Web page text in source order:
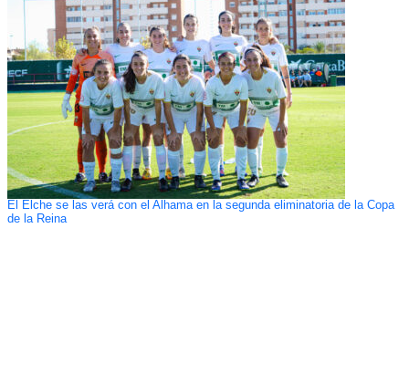
El Elche se las verá con el Alhama en la segunda eliminatoria de la Copa
de la Reina